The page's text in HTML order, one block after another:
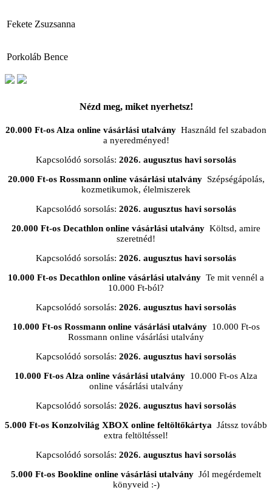
Fekete Zsuzsanna
Porkoláb Bence
Nézd meg, miket nyerhetsz!
20.000 Ft-os Alza online vásárlási utalvány Használd fel szabadon
a nyeredményed!
Kapcsolódó sorsolás: 2026. augusztus havi sorsolás
20.000 Ft-os Rossmann online vásárlási utalványSzépségápolás,
kozmetikumok, élelmiszerek
Kapcsolódó sorsolás: 2026. augusztus havi sorsolás
20.000 Ft-os Decathlon online vásárlási utalvány Költsd, amire
szeretnéd!
Kapcsolódó sorsolás: 2026. augusztus havi sorsolás
10.000 Ft-os Decathlon online vásárlási utalvány Te mit vennél a
10.000 Ft-ból?
Kapcsolódó sorsolás: 2026. augusztus havi sorsolás
10.000 Ft-os Rossmann online vásárlási utalvány10.000 Ft-os
Rossmann online vásárlási utalvány
Kapcsolódó sorsolás: 2026. augusztus havi sorsolás
10.000 Ft-os Alza online vásárlási utalvány 10.000 Ft-os Alza
online vásárlási utalvány
Kapcsolódó sorsolás: 2026. augusztus havi sorsolás
5.000 Ft-os Konzolvilág XBOX online feltöltőkártya Játssz tovább
extra feltöltéssel!
Kapcsolódó sorsolás: 2026. augusztus havi sorsolás
5.000 Ft-os Bookline online vásárlási utalvány Jól megérdemelt
könyveid :-)